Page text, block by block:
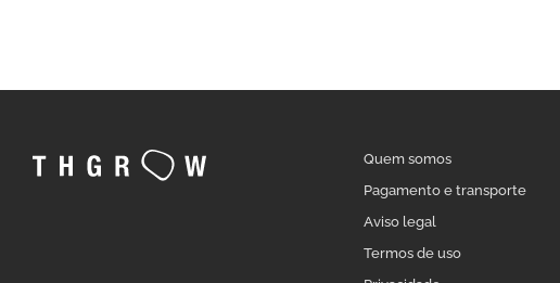
Quem somos
Pagamento e transporte
Aviso legal
Termos de uso